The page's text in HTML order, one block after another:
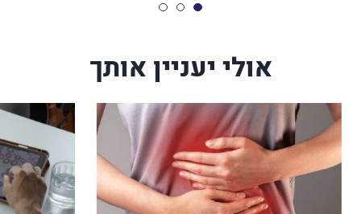
אולי יעניין אותך